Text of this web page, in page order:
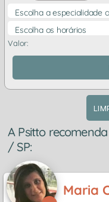
Escolha a especialidade
Escolha os horários
Valor:
A Psitto
/ SP:
Maria